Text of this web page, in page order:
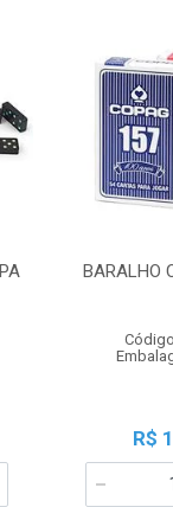
BARALHO
R$